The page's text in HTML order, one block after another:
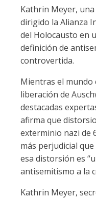
Kathrin Meyer,
dirigido la Alianza
del Holocausto en
definición de
controvertida.
Mientras el mundo
liberación de
destacadas
afirma que
exterminio nazi de
más perjudicial
esa distorsión es
antisemitismo a la
Kathrin Meyer,